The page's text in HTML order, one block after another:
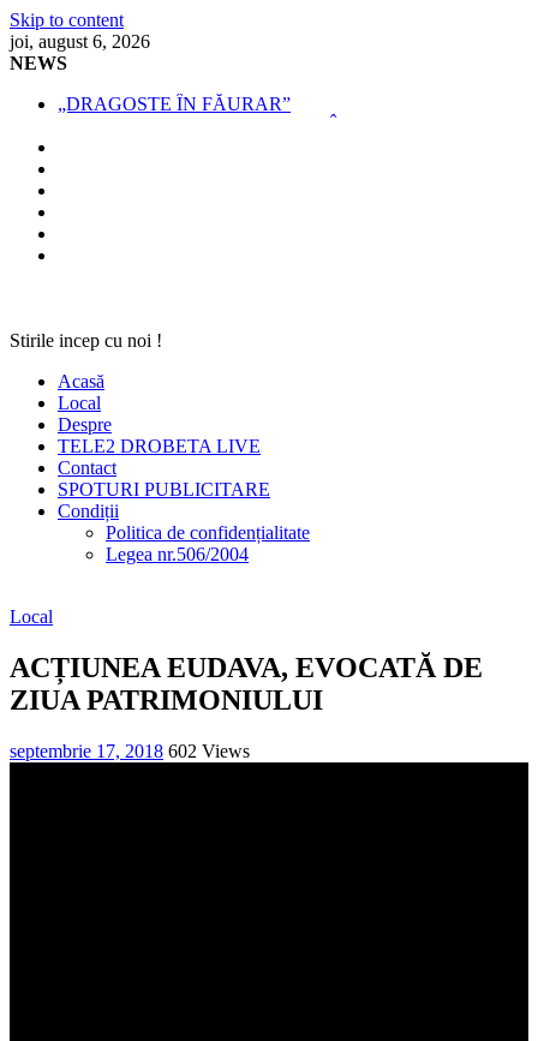
Skip to content
joi, august 6, 2026
NEWS
„DRAGOSTE ÎN FĂURAR”
Stirile incep cu noi !
Acasă
Local
Despre
TELE2 DROBETA LIVE
Contact
SPOTURI PUBLICITARE
Condiții
Politica de confidențialitate
Legea nr.506/2004
Local
ACȚIUNEA EUDAVA, EVOCATĂ DE
ZIUA PATRIMONIULUI
septembrie 17, 2018 602 Views